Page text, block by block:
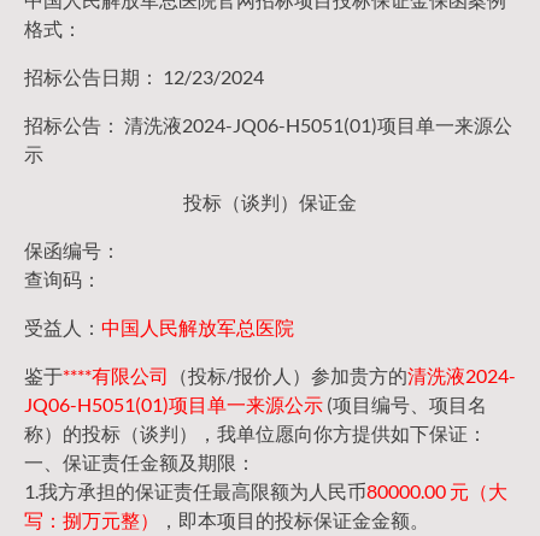
格式：
招标公告日期： 12/23/2024
招标公告： 清洗液2024-JQ06-H5051(01)项目单一来源公
示
投标（谈判）保证金
保函编号：
查询码：
受益人： 中国人民解放军总医院
鉴于****有限公司 （投标/报价人）参加贵方的清洗液2024-
JQ06-H5051(01)项目单一来源公示 (项目编号、项目名
称）的投标（谈判），我单位愿向你方提供如下保证：
一、保证责任金额及期限：
1.我方承担的保证责任最高限额为人民币80000.00 元（大
写：捌万元整）
，即本项目的投标保证金金额。